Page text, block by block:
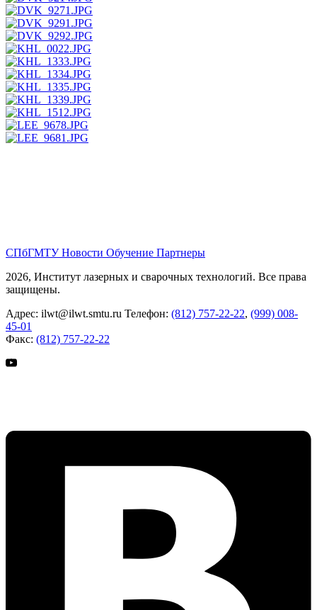
СПбГМТУНовости Обучение Партнеры
2026, Институт лазерных и сварочных технологий. Все права
защищены.
Адрес: ilwt@ilwt.smtu.ru Телефон: (812) 757-22-22, (999) 008-
45-01
Факс: (812) 757-22-22